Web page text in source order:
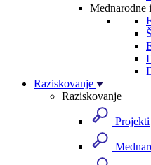
Mednarodne
Raziskovanje
Raziskovanje
Projekti